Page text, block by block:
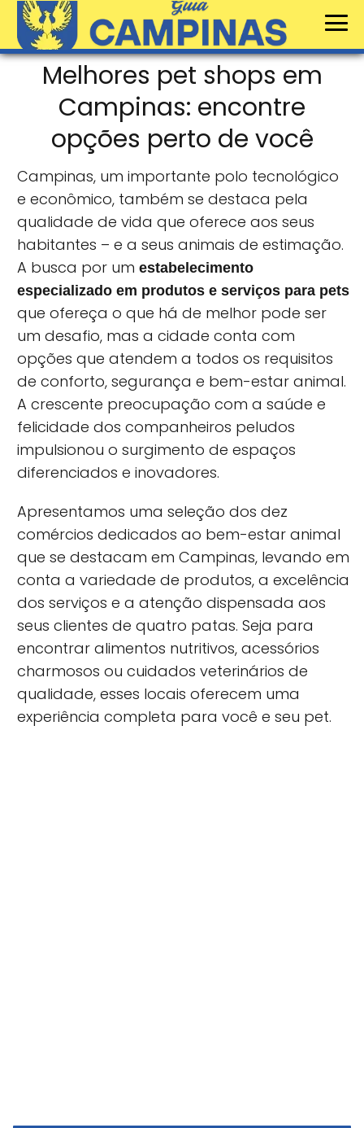
Melhores pet shops em
Campinas: encontre
opções perto de você
Campinas, um importante polo tecnológico
e econômico, também se destaca pela
qualidade de vida que oferece aos seus
habitantes – e a seus animais de estimação.
A busca por um estabelecimento
especializado em produtos e serviços para pets
que ofereça o que há de melhor pode ser
um desafio, mas a cidade conta com
opções que atendem a todos os requisitos
de conforto, segurança e bem-estar animal.
A crescente preocupação com a saúde e
felicidade dos companheiros peludos
impulsionou o surgimento de espaços
diferenciados e inovadores.
Apresentamos uma seleção dos dez
comércios dedicados ao bem-estar animal
que se destacam em Campinas, levando em
conta a variedade de produtos, a excelência
dos serviços e a atenção dispensada aos
seus clientes de quatro patas. Seja para
encontrar alimentos nutritivos, acessórios
charmosos ou cuidados veterinários de
qualidade, esses locais oferecem uma
experiência completa para você e seu pet.